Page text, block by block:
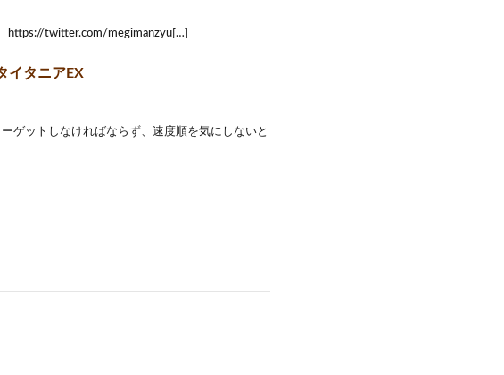
twitter.com/megimanzyu[…]
イタニアEX
ゲットしなければならず、速度順を気にしないと